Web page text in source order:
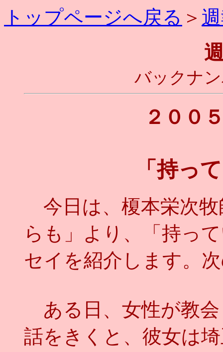
トップページへ戻る ＞
バックナ
２００
「持っ
今日は、榎本栄次牧
らも」より、「持っ
セイを紹介します。
ある日、女性が教
話をきくと、彼女は